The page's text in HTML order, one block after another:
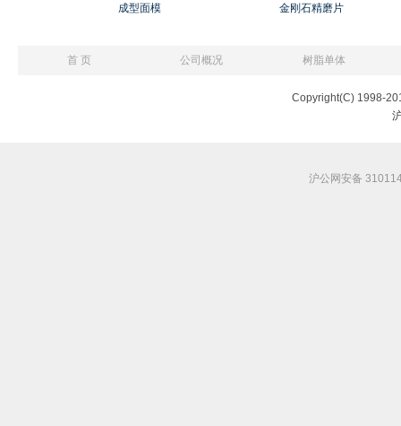
成型面模 金刚石精磨片
首 页 公司概况 树脂单体
Copyright(C) 1998-
沪公网安备